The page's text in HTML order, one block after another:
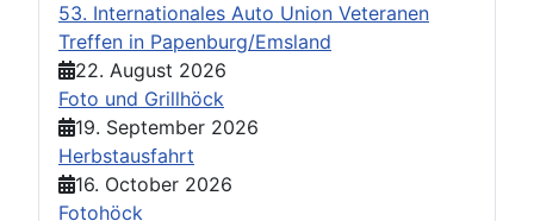
53. Internationales Auto Union Veteranen
Treffen in Papenburg/Emsland
22. August 2026
Foto und Grillhöck
19. September 2026
Herbstausfahrt
16. October 2026
Fotohöck